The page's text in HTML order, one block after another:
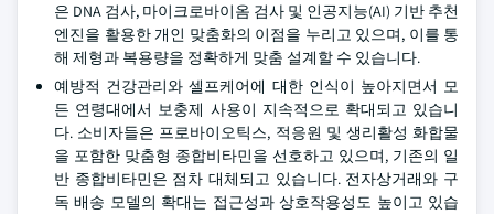
은 DNA 검사, 마이크로바이옴 검사 및 인공지능(AI) 기반 추천
엔진을 활용한 개인 맞춤화의 이점을 누리고 있으며, 이를 통
해 제형과 복용량을 정확하게 맞춤 설계할 수 있습니다.
예방적 건강관리와 셀프케어에 대한 인식이 높아지면서 모
든 연령대에서 보충제 사용이 지속적으로 확대되고 있습니
다. 소비자들은 프로바이오틱스, 적응원 및 생리활성 화합물
을 포함한 맞춤형 종합비타민을 선호하고 있으며, 기존의 일
반 종합비타민은 점차 대체되고 있습니다. 전자상거래와 구
독 배송 모델의 확대는 접근성과 상호작용성도 높이고 있습